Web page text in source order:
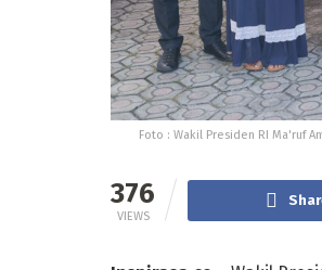
Foto : Wakil Presiden RI Ma'ruf
376
VIEWS